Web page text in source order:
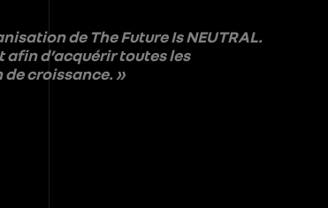
de The Future Is NEUTRAL.
d’acquérir toutes les
croissance. »